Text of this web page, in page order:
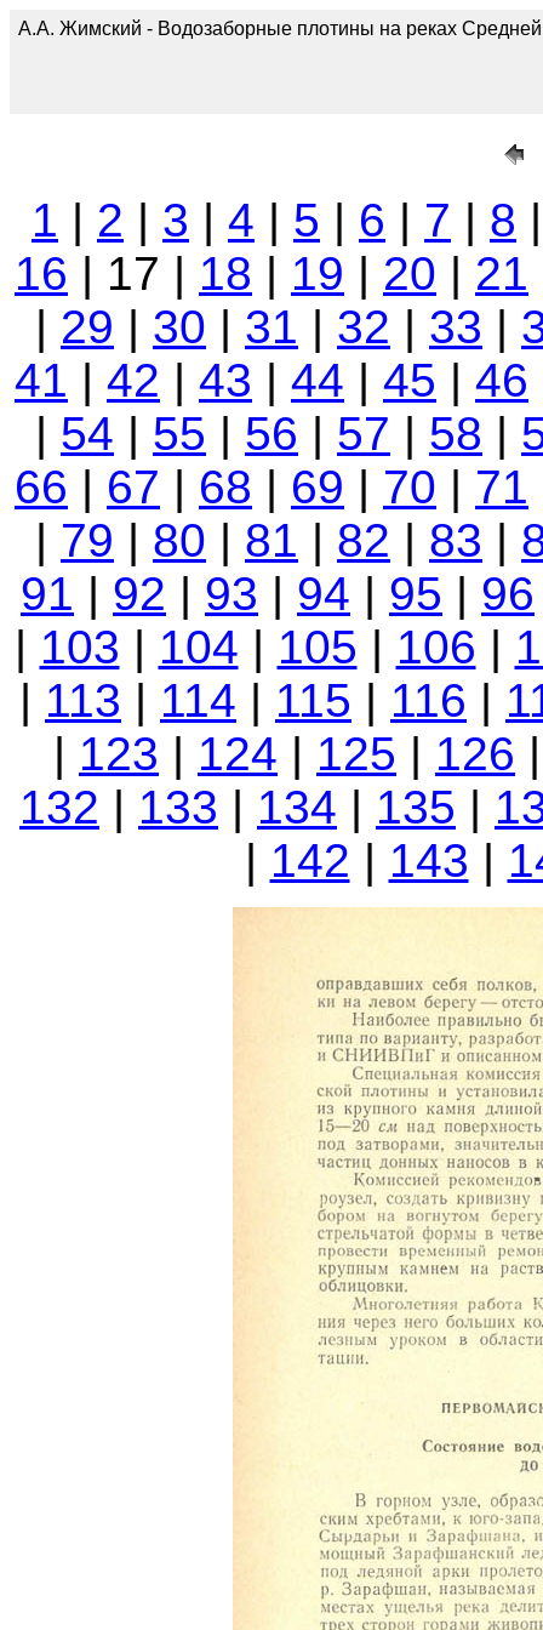
А.А. Жимский - Водозаборные плотины на реках
1 | 2 | 3 | 4 | 5 | 6 | 7 | 8
16 | 17 | 18 | 19 | 20 | 21
| 29 | 30 | 31 | 32 | 33 |
41 | 42 | 43 | 44 | 45 | 46
| 54 | 55 | 56 | 57 | 58 |
66 | 67 | 68 | 69 | 70 | 71
| 79 | 80 | 81 | 82 | 83 |
91 | 92 | 93 | 94 | 95 | 96
| 103 | 104 | 105 | 106 |
| 113 | 114 | 115 | 116 |
| 123 | 124 | 125 | 126
132 | 133 | 134 | 135 |
| 142 | 143 |